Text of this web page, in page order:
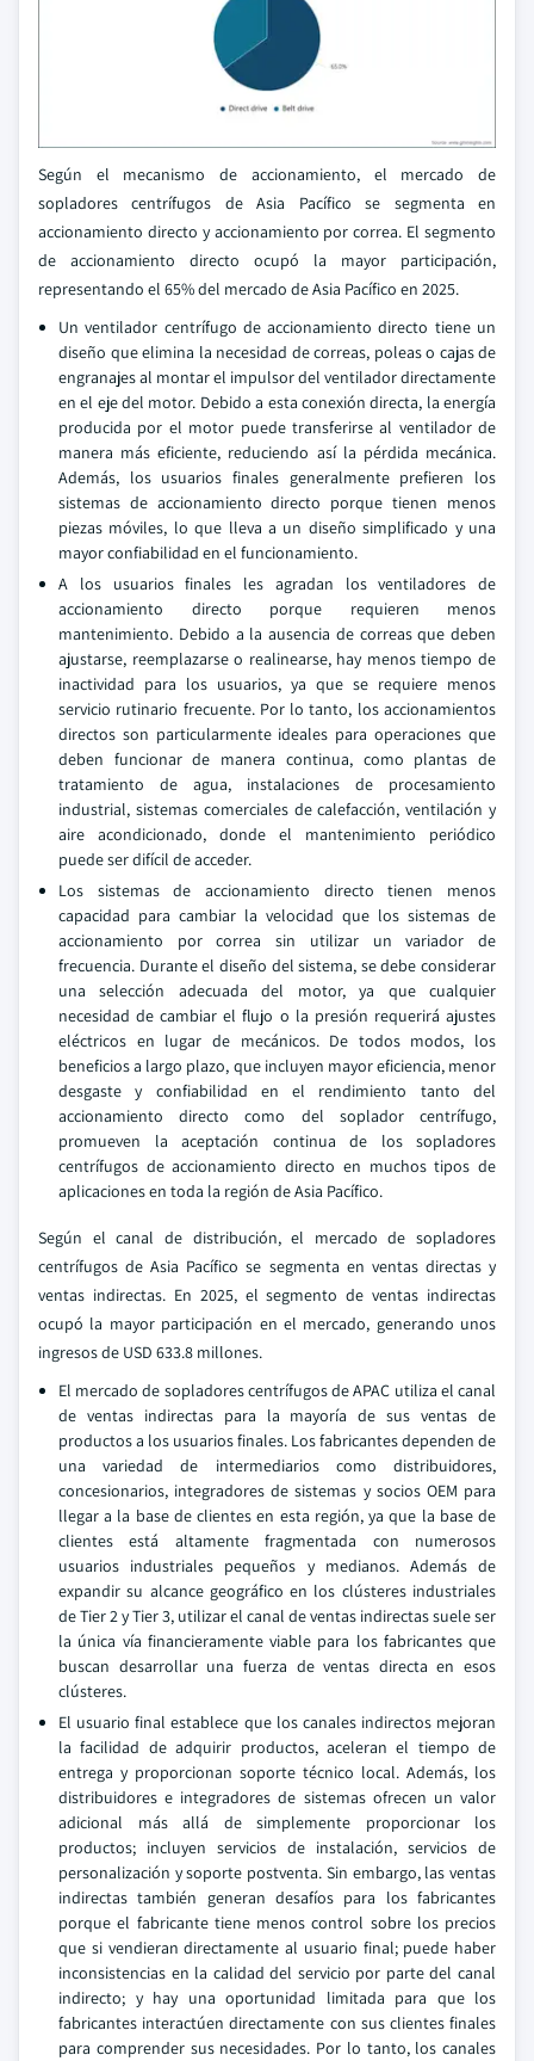
Según el mecanismo de accionamiento, el mercado de
sopladores centrífugos de Asia Pacífico se segmenta en
accionamiento directo y accionamiento por correa. El segmento
de accionamiento directo ocupó la mayor participación,
representando el 65% del mercado de Asia Pacífico en 2025.
Un ventilador centrífugo de accionamiento directo tiene un
diseño que elimina la necesidad de correas, poleas o cajas de
engranajes al montar el impulsor del ventilador directamente
en el eje del motor. Debido a esta conexión directa, la energía
producida por el motor puede transferirse al ventilador de
manera más eficiente, reduciendo así la pérdida mecánica.
Además, los usuarios finales generalmente prefieren los
sistemas de accionamiento directo porque tienen menos
piezas móviles, lo que lleva a un diseño simplificado y una
mayor confiabilidad en el funcionamiento.
A los usuarios finales les agradan los ventiladores de
accionamiento directo porque requieren menos
mantenimiento. Debido a la ausencia de correas que deben
ajustarse, reemplazarse o realinearse, hay menos tiempo de
inactividad para los usuarios, ya que se requiere menos
servicio rutinario frecuente. Por lo tanto, los accionamientos
directos son particularmente ideales para operaciones que
deben funcionar de manera continua, como plantas de
tratamiento de agua, instalaciones de procesamiento
industrial, sistemas comerciales de calefacción, ventilación y
aire acondicionado, donde el mantenimiento periódico
puede ser difícil de acceder.
Los sistemas de accionamiento directo tienen menos
capacidad para cambiar la velocidad que los sistemas de
accionamiento por correa sin utilizar un variador de
frecuencia. Durante el diseño del sistema, se debe considerar
una selección adecuada del motor, ya que cualquier
necesidad de cambiar el flujo o la presión requerirá ajustes
eléctricos en lugar de mecánicos. De todos modos, los
beneficios a largo plazo, que incluyen mayor eficiencia, menor
desgaste y confiabilidad en el rendimiento tanto del
accionamiento directo como del soplador centrífugo,
promueven la aceptación continua de los sopladores
centrífugos de accionamiento directo en muchos tipos de
aplicaciones en toda la región de Asia Pacífico.
Según el canal de distribución, el mercado de sopladores
centrífugos de Asia Pacífico se segmenta en ventas directas y
ventas indirectas. En 2025, el segmento de ventas indirectas
ocupó la mayor participación en el mercado, generando unos
ingresos de USD 633.8 millones.
El mercado de sopladores centrífugos de APAC utiliza el canal
de ventas indirectas para la mayoría de sus ventas de
productos a los usuarios finales. Los fabricantes dependen de
una variedad de intermediarios como distribuidores,
concesionarios, integradores de sistemas y socios OEM para
llegar a la base de clientes en esta región, ya que la base de
clientes está altamente fragmentada con numerosos
usuarios industriales pequeños y medianos. Además de
expandir su alcance geográfico en los clústeres industriales
de Tier 2 y Tier 3, utilizar el canal de ventas indirectas suele ser
la única vía financieramente viable para los fabricantes que
buscan desarrollar una fuerza de ventas directa en esos
clústeres.
El usuario final establece que los canales indirectos mejoran
la facilidad de adquirir productos, aceleran el tiempo de
entrega y proporcionan soporte técnico local. Además, los
distribuidores e integradores de sistemas ofrecen un valor
adicional más allá de simplemente proporcionar los
productos; incluyen servicios de instalación, servicios de
personalización y soporte postventa. Sin embargo, las ventas
indirectas también generan desafíos para los fabricantes
porque el fabricante tiene menos control sobre los precios
que si vendieran directamente al usuario final; puede haber
inconsistencias en la calidad del servicio por parte del canal
indirecto; y hay una oportunidad limitada para que los
fabricantes interactúen directamente con sus clientes finales
para comprender sus necesidades. Por lo tanto, los canales